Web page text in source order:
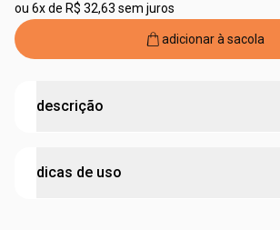
ou 6x de R$ 32,63 sem juros
adicionar à sacola
descrição
lugar
dicas de uso